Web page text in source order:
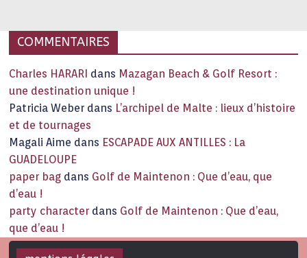
COMMENTAIRES
Charles HARARI dans Mazagan Beach & Golf Resort :
une destination unique !
Patricia Weber dans L’archipel de Malte : lieux d’histoire
et de tournages
Magali Aime dans ESCAPADE AUX ANTILLES : La
GUADELOUPE
paper bag dans Golf de Maintenon : Que d’eau, que
d’eau !
party character dans Golf de Maintenon : Que d’eau,
que d’eau !